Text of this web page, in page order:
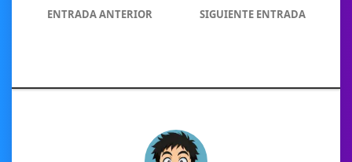
ENTRADA ANTERIOR SIGUIENTE ENTRADA